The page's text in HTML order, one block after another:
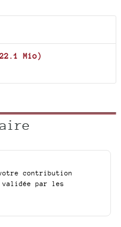
22.1 Mio)
contribution
validée par les